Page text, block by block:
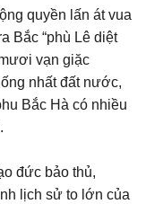
quyền lấn át vua
Bắc “phù Lê diệt
vạn giặc
nhất đất nước,
Bắc Hà có nhiều
đức bảo thủ,
lịch sử to lớn của